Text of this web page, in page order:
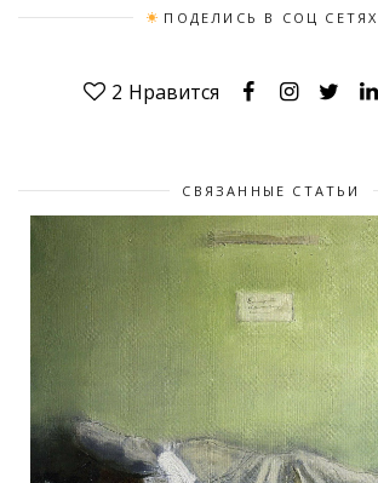
ПОДЕЛИСЬ В СОЦ СЕТЯХ
2 Нравится
СВЯЗАННЫЕ СТАТЬИ